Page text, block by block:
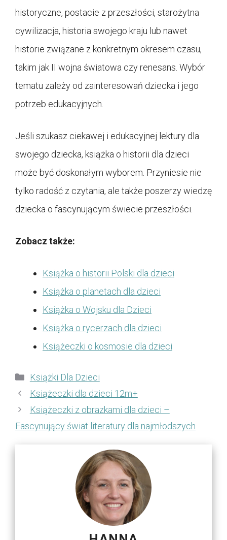
historyczne, postacie z przeszłości, starożytna
cywilizacja, historia swojego kraju lub nawet
historie związane z konkretnym okresem czasu,
takim jak II wojna światowa czy renesans. Wybór
tematu zależy od zainteresowań dziecka i jego
potrzeb edukacyjnych.
Jeśli szukasz ciekawej i edukacyjnej lektury dla
swojego dziecka, książka o historii dla dzieci
może być doskonałym wyborem. Przyniesie nie
tylko radość z czytania, ale także poszerzy wiedzę
dziecka o fascynującym świecie przeszłości.
Zobacz także:
Książka o historii Polski dla dzieci
Książka o planetach dla dzieci
Książka o Wojsku dla Dzieci
Książka o rycerzach dla dzieci
Książeczki o kosmosie dla dzieci
Kategorie
Książki Dla Dzieci
Książeczki dla dzieci 12m+
Książeczki z obrazkami dla dzieci –
Fascynujący świat literatury dla najmłodszych